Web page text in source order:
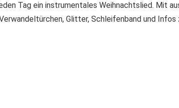
Tag ein instrumentales Weihnachtslied. Mit
Glitter, Schleifenband und